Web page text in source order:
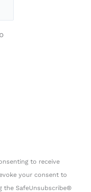
to receive
your consent to
the SafeUnsubscribe®